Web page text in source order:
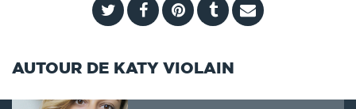
AUTOUR DE KATY VIOLAIN